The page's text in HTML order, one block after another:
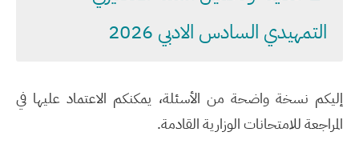
التمهيدي السادس الادبي 2026
إليكم نسخة واضحة من الأسئلة، يمكنكم الاعتماد عليها في
المراجعة للامتحانات الوزارية القادمة.